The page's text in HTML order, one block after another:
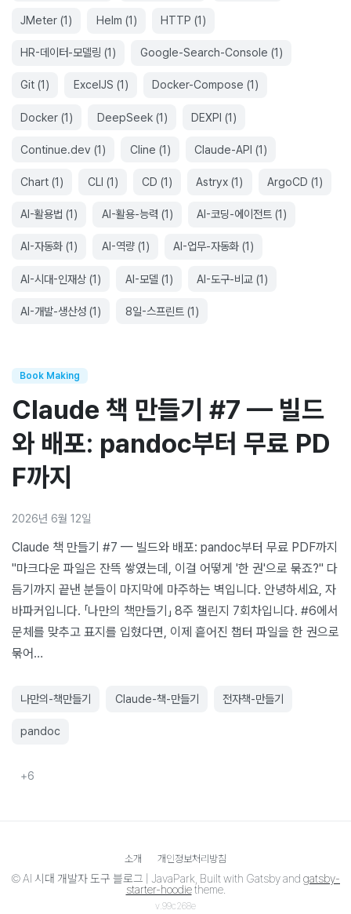
JMeter (1) Helm (1) HTTP (1)
HR-데이터-모델링 (1) Google-Search-Console (1)
Git (1 ) ExcelJS (1 ) Docker-Compose (1 )
Docker (1) DeepSeek(1) DEXPI (1)
Continue.dev (1) Cline (1) Claude-API (1)
Chart (1) CLI (1) CD (1) Astryx (1) ArgoCD (1)
AI-활용법 (1) AI-활용-능력 (1) AI-코딩-에이전트 (1)
AI-자동화 (1) AI-역량(1) AI-업무-자동화(1)
AI-시대-인재상 (1) AI-모델 (1) AI-도구-비교(1)
AI-개발-생산성 (1) 8일-스프린트 (1)
Book Making
Claude 책 만들기 #7 — 빌드
와 배포: pandoc부터 무료 PD
F까지
2026년 6월 12일
Claude 책 만들기 #7 — 빌드와 배포: pandoc부터 무료 PDF까지
"마크다운 파일은 잔뜩 쌓였는데, 이걸 어떻게 '한 권'으로 묶죠?" 다
듬기까지 끝낸 분들이 마지막에 마주하는 벽입니다. 안녕하세요, 자
바파커입니다. 「나만의 책만들기」 8주 챌린지 7회차입니다. #6에서
문체를 맞추고 표지를 입혔다면, 이제 흩어진 챕터 파일을 한 권으로
묶어…
나만의-책만들기 Claude-책-만들기 전자책-만들기
pandoc
+6
소개 개인정보처리방침
©AI 시대 개발자 도구 블로그 | JavaPark, Built with Gatsby and gatsby-
starter-hoodietheme.
v.99c268e